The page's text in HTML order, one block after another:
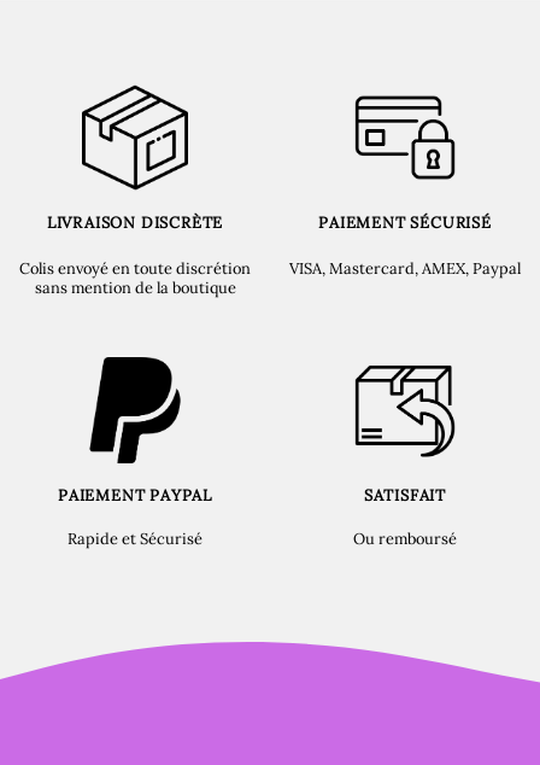
LIVRAISON DISCRÈTE
Colis envoyé en toute discrétion
sans mention de la boutique
PAIEMENT SÉCURISÉ
VISA, Mastercard, AMEX, Paypal
PAIEMENT PAYPAL
Rapide et Sécurisé
SATISFAIT
Ou remboursé